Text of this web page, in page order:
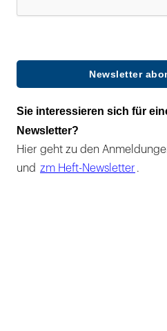
Newsletter
Sie interessieren sich für
Newsletter?
Hier geht zu den
und zm Heft-Newsletter .